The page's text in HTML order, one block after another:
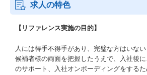
求人の特色
【リファレンス実施の目的】
人には得手不得手があり、完璧な方はいない
候補者様の両面を把握したうえで、入社後
のサポート、入社オンボーディングをするた